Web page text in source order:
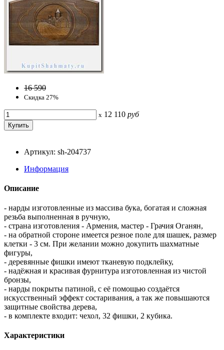
16 590
Скидка 27%
x 12 110 руб
Артикул: sh-204737
Информация
Описание
- нарды изготовленные из массива бука, богатая и сложная
резьба выполненная в ручную,
- страна изготовления - Армения, мастер - Грачия Оганян,
- на обратной стороне имеется резное поле для шашек, размер
клетки - 3 см. При желании можно докупить шахматные
фигуры,
- деревянные фишки имеют тканевую подклейку,
- надёжная и красивая фурнитура изготовленная из чистой
бронзы,
- нарды покрыты патиной, с её помощью создаётся
искусственный эффект состаривания, а так же повышаются
защитные свойства дерева,
- в комплекте входит: чехол, 32 фишки, 2 кубика.
Характеристики